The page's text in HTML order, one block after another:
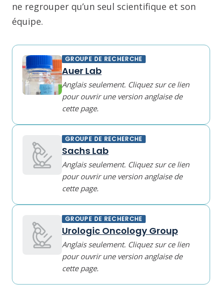
ne regrouper qu’un seul scientifique et son
équipe.
GROUPE DE RECHERCHE
Auer Lab
Anglais seulement. Cliquez sur ce lien
pour ouvrir une version anglaise de
cette page.
GROUPE DE RECHERCHE
Sachs Lab
Anglais seulement. Cliquez sur ce lien
pour ouvrir une version anglaise de
cette page.
GROUPE DE RECHERCHE
Urologic Oncology Group
Anglais seulement. Cliquez sur ce lien
pour ouvrir une version anglaise de
cette page.